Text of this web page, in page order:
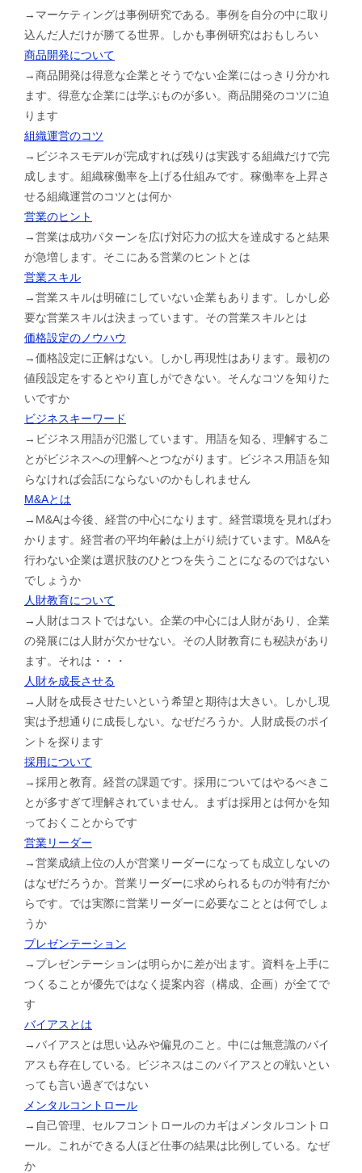
→マーケティングは事例研究である。事例を自分の中に取り
込んだ人だけが勝てる世界。しかも事例研究はおもしろい
商品開発について
→商品開発は得意な企業とそうでない企業にはっきり分かれ
ます。得意な企業には学ぶものが多い。商品開発のコツに迫
ります
組織運営のコツ
→ビジネスモデルが完成すれば残りは実践する組織だけで完
成します。組織稼働率を上げる仕組みです。稼働率を上昇さ
せる組織運営のコツとは何か
営業のヒント
→営業は成功パターンを広げ対応力の拡大を達成すると結果
が急増します。そこにある営業のヒントとは
営業スキル
→営業スキルは明確にしていない企業もあります。しかし必
要な営業スキルは決まっています。その営業スキルとは
価格設定のノウハウ
→価格設定に正解はない。しかし再現性はあります。最初の
値段設定をするとやり直しができない。そんなコツを知りた
いですか
ビジネスキーワード
→ビジネス用語が氾濫しています。用語を知る、理解するこ
とがビジネスへの理解へとつながります。ビジネス用語を知
らなければ会話にならないのかもしれません
M&Aとは
→M&Aは今後、経営の中心になります。経営環境を見ればわ
かります。経営者の平均年齢は上がり続けています。M&Aを
行わない企業は選択肢のひとつを失うことになるのではない
でしょうか
人財教育について
→人財はコストではない。企業の中心には人財があり、企業
の発展には人財が欠かせない。その人財教育にも秘訣があり
ます。それは・・・
人財を成長させる
→人財を成長させたいという希望と期待は大きい。しかし現
実は予想通りに成長しない。なぜだろうか。人財成長のポイ
ントを探ります
採用について
→採用と教育。経営の課題です。採用についてはやるべきこ
とが多すぎて理解されていません。まずは採用とは何かを知
っておくことからです
営業リーダー
→営業成績上位の人が営業リーダーになっても成立しないの
はなぜだろうか。営業リーダーに求められるものが特有だか
らです。では実際に営業リーダーに必要なこととは何でしょ
うか
プレゼンテーション
→プレゼンテーションは明らかに差が出ます。資料を上手に
つくることが優先ではなく提案内容（構成、企画）が全てで
す
バイアスとは
→バイアスとは思い込みや偏見のこと。中には無意識のバイ
アスも存在している。ビジネスはこのバイアスとの戦いとい
っても言い過ぎではない
メンタルコントロール
→自己管理、セルフコントロールのカギはメンタルコントロ
ール。これができる人ほど仕事の結果は比例している。なぜ
か